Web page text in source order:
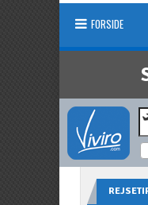
FORSIDE